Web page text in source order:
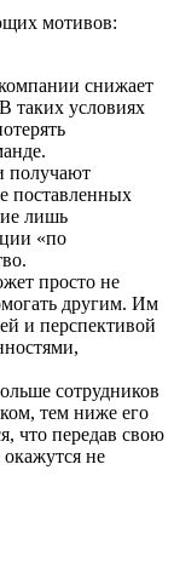
мотивов:
снижает
таких условиях
получают
поставленных
лишь
«по
просто не
другим. Им
и перспективой
сотрудников
тем ниже его
что передав свою
не